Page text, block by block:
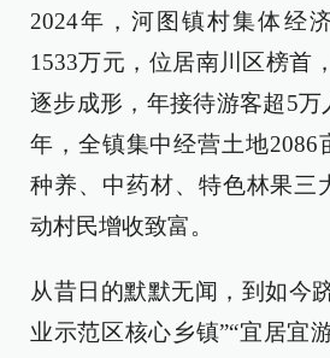
2024年，河图镇村集体经
1533万元，位居南川区榜首
逐步成形，年接待游客超5万
年，全镇集中经营土地2086
种养、中药材、特色林果三
动村民增收致富。
从昔日的默默无闻，到如今
业示范区核心乡镇”“宜居宜